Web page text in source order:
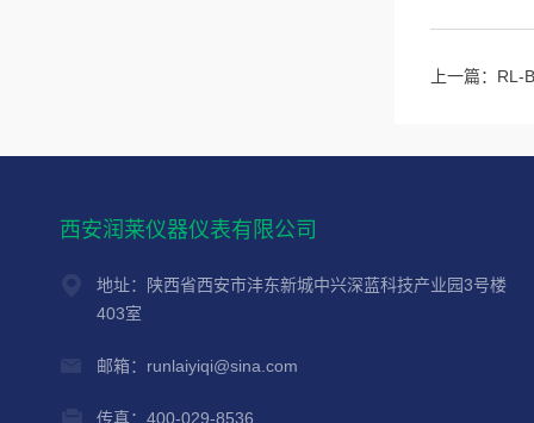
上一篇： RL-
西安润莱仪器仪表有限公司
地址：陕西省西安市沣东新城中兴深蓝科技产业园3号楼
403室
邮箱：runlaiyiqi@sina.com
传真：400-029-8536